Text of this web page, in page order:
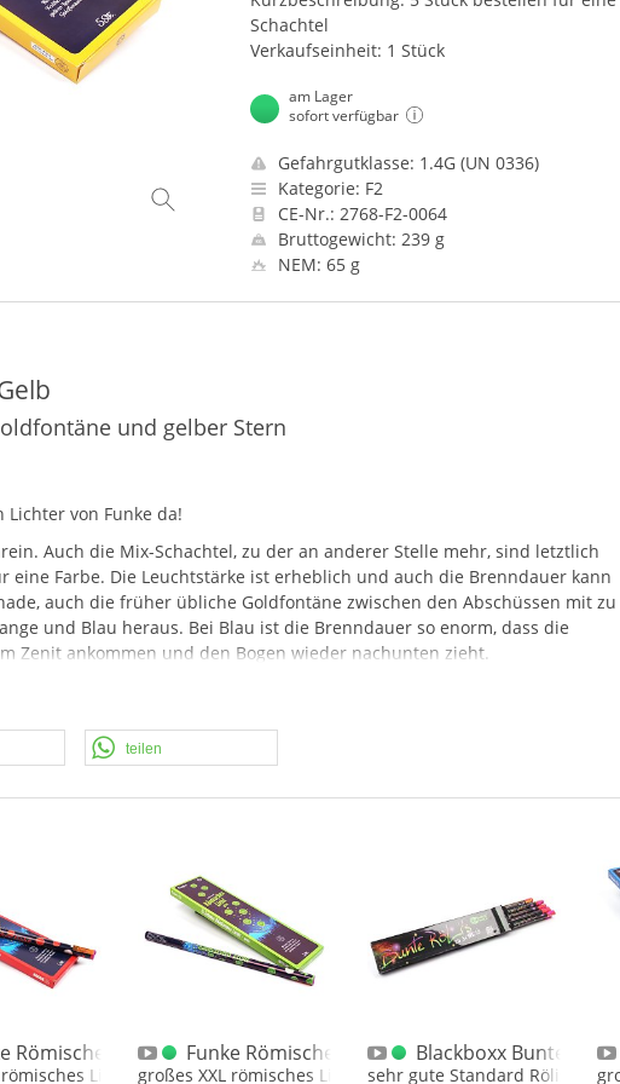
Schachtel
Verkaufseinheit: 1 Stück
am Lager
sofort verfügbar
Gefahrgutklasse: 1.4G (UN 0336)
Kategorie: F2
CE-Nr.: 2768-F2-0064
Bruttogewicht: 239 g
NEM: 65 g
und gelber Stern
von Funke da!
Auch die Mix-Schachtel, zu der an anderer Stelle mehr, sind letztlich
eine Farbe. Die Leuchtstärke ist erheblich und auch die Brenndauer kann
auch die früher übliche Goldfontäne zwischen den Abschüssen mit zu
und Blau heraus. Bei Blau ist die Brenndauer so enorm, dass die
Zenit ankommen und den Bogen wieder nachunten zieht.
stammen zum Teil aus einer Produktvorführung, hier wurden die Artikel
teilen
und Violett
Römische Lichter XXL Rot
römisches Licht mit Goldfontäne und rotem Stern
Funke Römische Lichter XXL Grün
großes XXL römisches Licht mit Goldschweif und Grün
Blackboxx Bunte
sehr gute Standard Rölis mit